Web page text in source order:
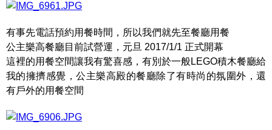
有事先電話預約用餐時間，所以我們就先至餐廳用餐
公主樂高餐廳目前試營運，元旦 2017/1/1 正式開幕
這裡的用餐空間讓我有驚喜感，有別於一般LEGO積木餐廳給
我的擁擠感覺，公主樂高殿的餐廳除了有時尚的氛圍外，還
有戶外的用餐空間